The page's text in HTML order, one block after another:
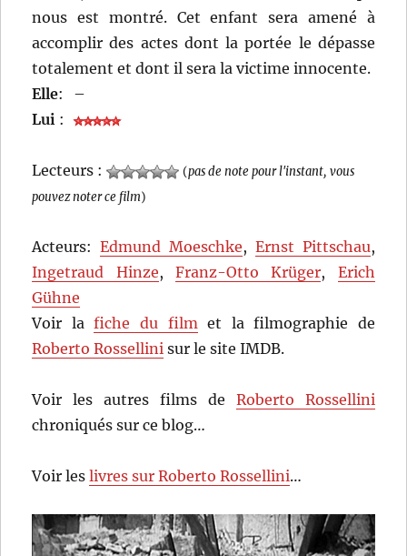
nous est montré. Cet enfant sera amené à
accomplir des actes dont la portée le dépasse
totalement et dont il sera la victime innocente.
Elle:
–
Lui :
Lecteurs : (pas de note pour l'instant, vous
pouvez noter ce film)
Acteurs:Edmund Moeschke, Ernst Pittschau,
Ingetraud Hinze,Franz-Otto Krüger, Erich
Gühne
Voir lafiche du filmet la filmographie de
Roberto Rossellini sur le site IMDB.
Voir les autres films de Roberto Rossellini
chroniqués sur ce blog…
Voir leslivres sur Roberto Rossellini…